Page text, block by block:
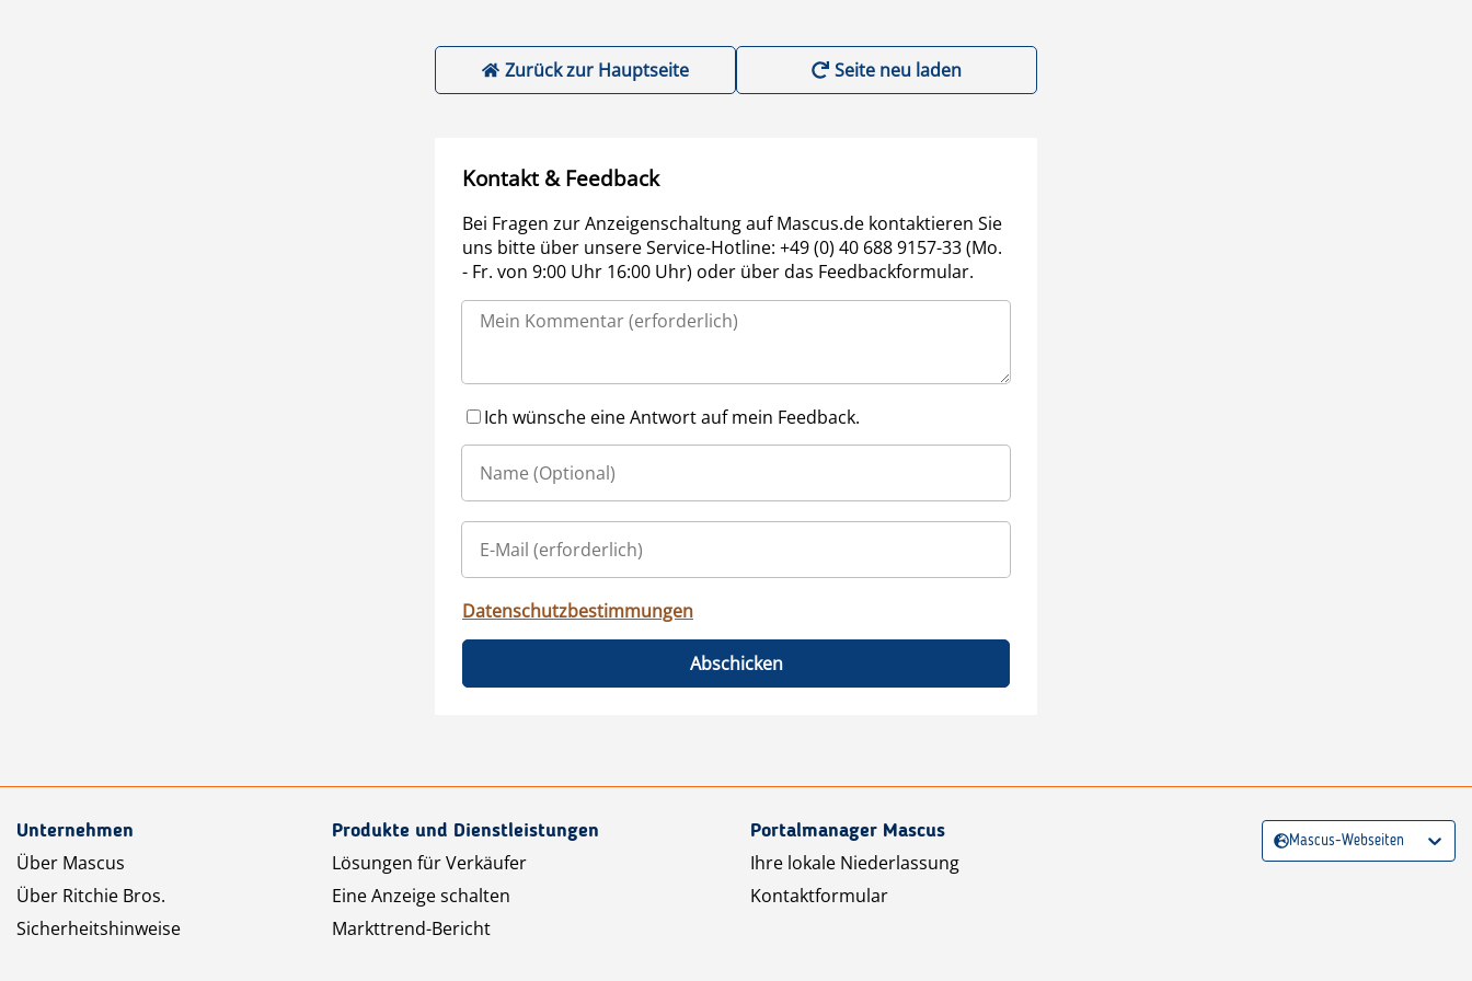
Zurück zur Hauptseite Seite neu laden
Kontakt & Feedback
Bei Fragen zur Anzeigenschaltung auf Mascus.de kontaktieren Sie
uns bitte über unsere Service-Hotline: +49 (0) 40 688 9157-33 (Mo.
- Fr. von 9:00 Uhr 16:00 Uhr) oder über das Feedbackformular.
Ich wünsche eine Antwort auf mein Feedback.
Datenschutzbestimmungen
Abschicken
Unternehmen
Über Mascus
Über Ritchie Bros.
Sicherheitshinweise
Produkte und Dienstleistungen
Lösungen für Verkäufer
Eine Anzeige schalten
Markttrend-Bericht
Portalmanager Mascus
Ihre lokale Niederlassung
Kontaktformular
Mascus-Webseiten